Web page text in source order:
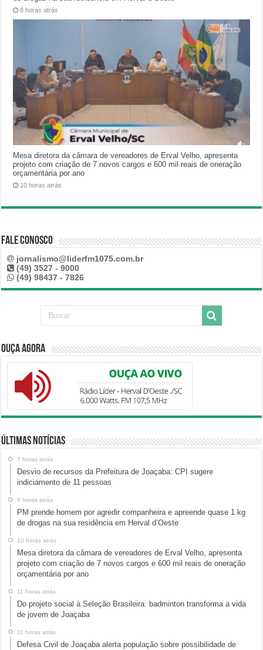
8 horas atrás
Mesa diretora da câmara de vereadores de Erval Velho, apresenta
projeto com criação de 7 novos cargos e 600 mil reais de oneração
orçamentária por ano
10 horas atrás
Fale Conosco
jornalismo@liderfm1075.com.br
(49) 3527 - 9000
(49) 98437 - 7826
Ouça Agora
Últimas Notícias
7 horas atrás
Desvio de recursos da Prefeitura de Joaçaba: CPI sugere
indiciamento de 11 pessoas
8 horas atrás
PM prende homem por agredir companheira e apreende quase 1 kg
de drogas na sua residência em Herval d’Oeste
10 horas atrás
Mesa diretora da câmara de vereadores de Erval Velho, apresenta
projeto com criação de 7 novos cargos e 600 mil reais de oneração
orçamentária por ano
11 horas atrás
Do projeto social à Seleção Brasileira: badminton transforma a vida
de jovem de Joaçaba
11 horas atrás
Defesa Civil de Joaçaba alerta população sobre possibilidade de